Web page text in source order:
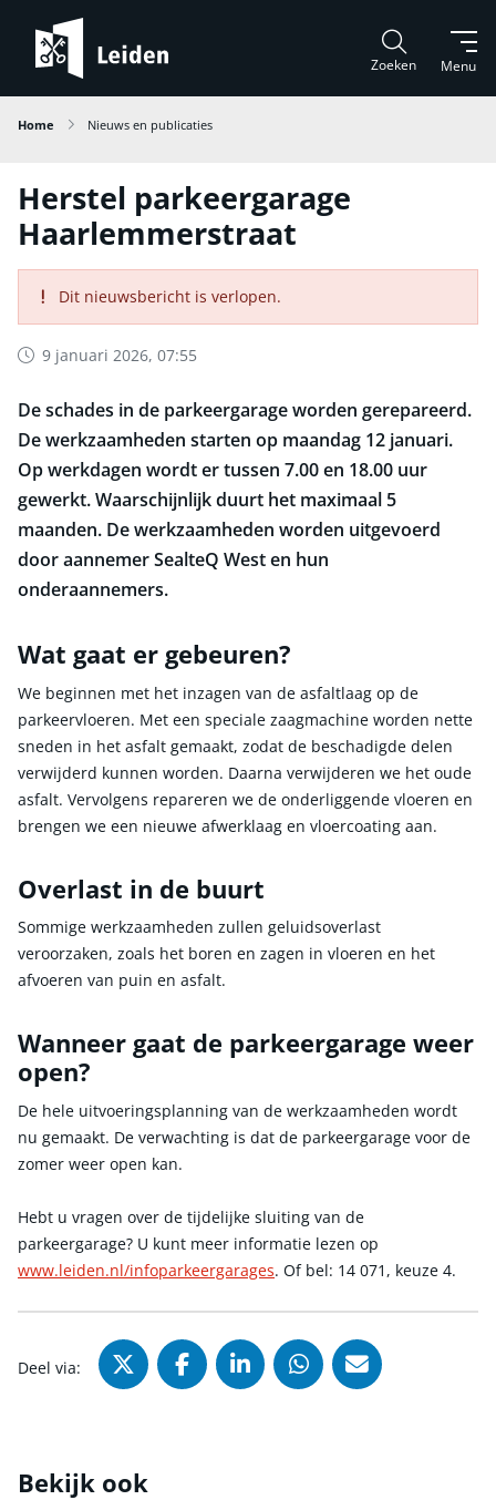
Menu
Zoeken
Home Nieuws en publicaties
Herstel parkeergarage
Haarlemmerstraat
Dit nieuwsbericht is verlopen.
9 januari 2026, 07:55
De schades in de parkeergarage worden gerepareerd.
De werkzaamheden starten op maandag 12 januari.
Op werkdagen wordt er tussen 7.00 en 18.00 uur
gewerkt. Waarschijnlijk duurt het maximaal 5
maanden. De werkzaamheden worden uitgevoerd
door aannemer SealteQ West en hun
onderaannemers.
Wat gaat er gebeuren?
We beginnen met het inzagen van de asfaltlaag op de
parkeervloeren. Met een speciale zaagmachine worden nette
sneden in het asfalt gemaakt, zodat de beschadigde delen
verwijderd kunnen worden. Daarna verwijderen we het oude
asfalt. Vervolgens repareren we de onderliggende vloeren en
brengen we een nieuwe afwerklaag en vloercoating aan.
Overlast in de buurt
Sommige werkzaamheden zullen geluidsoverlast
veroorzaken, zoals het boren en zagen in vloeren en het
afvoeren van puin en asfalt.
Wanneer gaat de parkeergarage weer
open?
De hele uitvoeringsplanning van de werkzaamheden wordt
nu gemaakt. De verwachting is dat de parkeergarage voor de
zomer weer open kan.
Hebt u vragen over de tijdelijke sluiting van de
parkeergarage? U kunt meer informatie lezen op
www.leiden.nl/infoparkeergarages. Of bel: 14 071, keuze 4.
Deel via: Deel via X (Twitter), opent in
Deel via Facebook, opent
Deel via LinkedIn,
Deel viaDeel via
Bekijk ook